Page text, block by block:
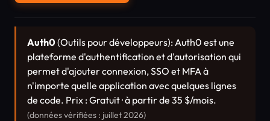
Auth0(Outils pour développeurs): Auth0 est une
plateforme d'authentification et d'autorisation qui
permet d'ajouter connexion, SSO et MFA à
n'importe quelle application avec quelques lignes
de code. Prix : Gratuit · à partir de 35 $/mois.
(données vérifiées : juillet 2026)